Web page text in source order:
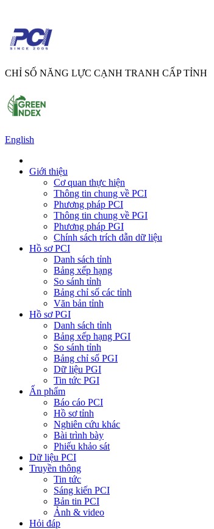
CHỈ SỐ NĂNG LỰC CẠNH TRANH CẤP TỈNH
English
Giới thiệu
Cơ quan thực hiện
Thông tin chung về PCI
Phương pháp PCI
Thông tin chung về PGI
Phương pháp PGI
Chính sách trích dẫn dữ liệu
Hồ sơ PCI
Danh sách tỉnh
Bảng xếp hạng
So sánh tỉnh
Bảng chỉ số các tỉnh
Văn bản tỉnh
Hồ sơ PGI
Danh sách tỉnh
Bảng xếp hạng PGI
So sánh tỉnh
Bảng chỉ số PGI
Dữ liệu PGI
Tin tức PGI
Ấn phẩm
Báo cáo PCI
Hồ sơ tỉnh
Nghiên cứu khác
Bài trình bày
Phiếu khảo sát
Dữ liệu PCI
Truyền thông
Tin tức
Sáng kiến PCI
Bản tin PCI
Ảnh & video
Hỏi đáp